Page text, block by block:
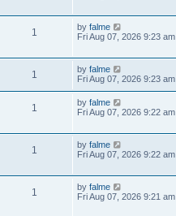
1 by falme
Fri Aug 07, 2026 9:23 am
1 by falme
Fri Aug 07, 2026 9:23 am
1 by falme
Fri Aug 07, 2026 9:22 am
1 by falme
Fri Aug 07, 2026 9:22 am
1 by falme
Fri Aug 07, 2026 9:21 am